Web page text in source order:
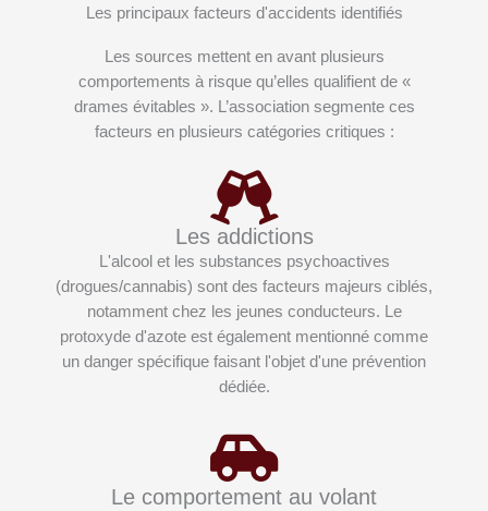
Les principaux facteurs d'accidents identifiés
Les sources mettent en avant plusieurs
comportements à risque qu’elles qualifient de «
drames évitables ». L’association segmente ces
facteurs en plusieurs catégories critiques :
Les addictions
L'alcool et les substances psychoactives
(drogues/cannabis) sont des facteurs majeurs ciblés,
notamment chez les jeunes conducteurs. Le
protoxyde d'azote est également mentionné comme
un danger spécifique faisant l'objet d'une prévention
dédiée.
Le comportement au volant